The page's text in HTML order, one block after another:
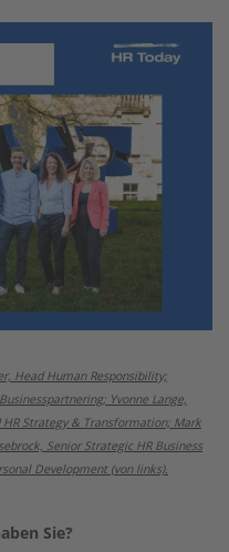
Head Human Responsibility;
Yvonne Lange,
Strategy & Transformation; Mark
Senior Strategic HR Business
Development (von links).
Sie?